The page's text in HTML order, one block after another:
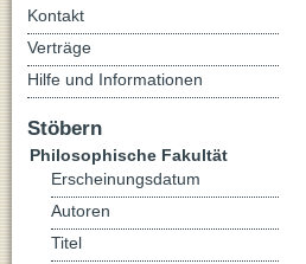
Kontakt
Verträge
Hilfe und Informationen
Stöbern
Philosophische Fakultät
Erscheinungsdatum
Autoren
Titel